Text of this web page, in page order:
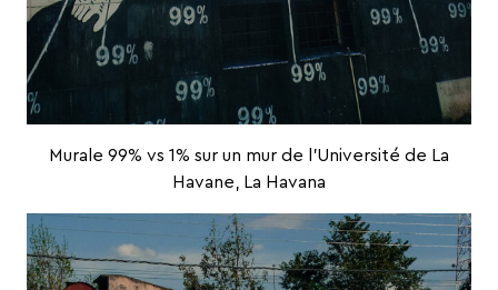
Murale 99% vs 1% sur un mur de l’Université de La
Havane, La Havana